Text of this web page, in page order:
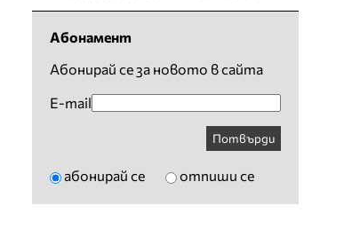
Абонамент
Абонирай се за новото в сайта
E-mail
Потвърди
абонирай се отпиши се